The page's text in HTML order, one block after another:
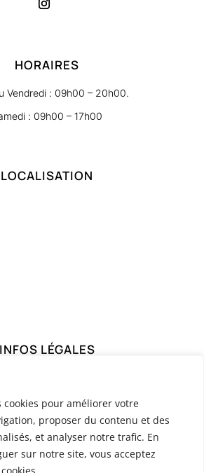
cookies pour améliorer votre
proposer du contenu et des
et analyser notre trafic. En
sur notre site, vous acceptez
HORAIRES
Vendredi : 09h00 – 20h00.
: 09h00 – 17h00
LOCALISATION
INFOS LÉGALES
de Confidentialité
– Docteur Nicolas Abboud